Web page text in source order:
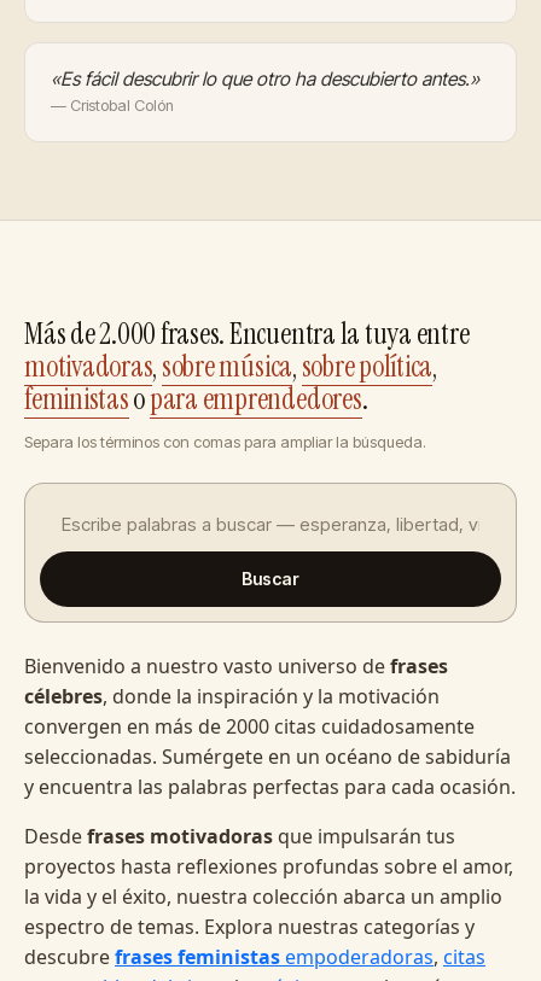
«Es fácil descubrir lo que otro ha descubierto antes.»
— Cristobal Colón
Más de 2.000 frases. Encuentra la tuya entre
motivadoras,sobre música,sobre política,
feministasopara emprendedores.
Separa los términos con comas para ampliar la búsqueda.
Buscar
Bienvenido a nuestro vasto universo defrases
célebres, donde la inspiración y la motivación
convergen en más de 2000 citas cuidadosamente
seleccionadas. Sumérgete en un océano de sabiduría
y encuentra las palabras perfectas para cada ocasión.
Desdefrases motivadoras que impulsarán tus
proyectos hasta reflexiones profundas sobre el amor,
la vida y el éxito, nuestra colección abarca un amplio
espectro de temas. Explora nuestras categorías y
descubrefrases feministasempoderadoras, citas